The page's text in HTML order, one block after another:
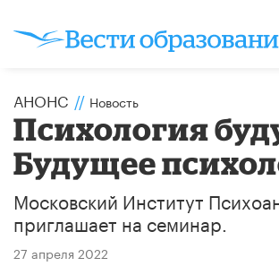
АНОНС // Новость
Психология
Будущее
Московский Институт
приглашает на семинар.
27 апреля 2022